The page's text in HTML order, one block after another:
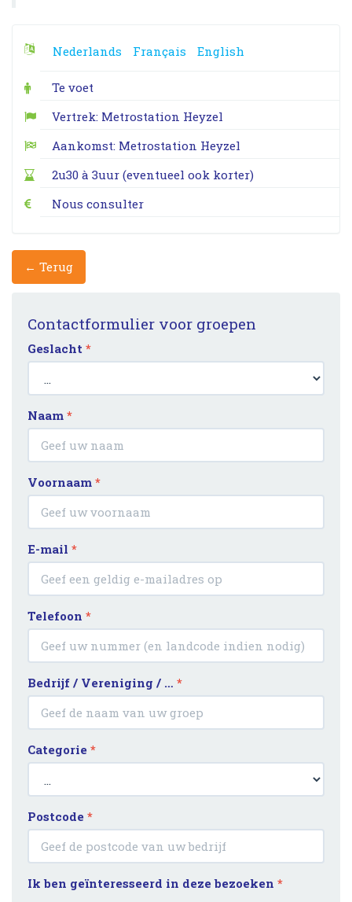
Nederlands Français English
Te voet
Vertrek: Metrostation Heyzel
Aankomst: Metrostation Heyzel
2u30 à 3uur (eventueel ook korter)
Nous consulter
← Terug
Contactformulier voor groepen
Geslacht *
Naam *
Voornaam *
E-mail *
Telefoon *
Bedrijf / Vereniging / … *
Categorie *
Postcode *
Ik ben geïnteresseerd in deze bezoeken *